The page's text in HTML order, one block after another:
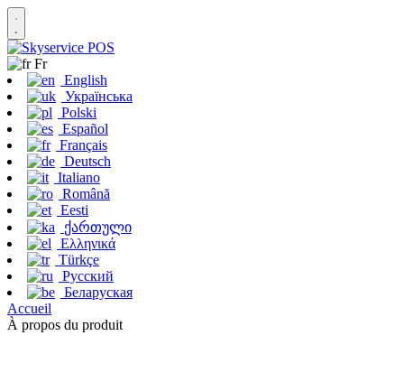
Fr
English
Українська
Polski
Español
Français
Deutsch
Italiano
Română
Eesti
ქართული
Ελληνικά
Türkçe
Русский
Беларуская
Accueil
À propos du produit